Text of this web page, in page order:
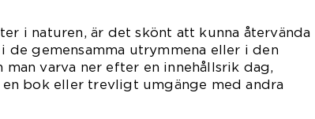
i naturen, är det skönt att kunna återvända
gemensamma utrymmena eller i den
varva ner efter en innehållsrik dag,
bok eller trevligt umgänge med andra